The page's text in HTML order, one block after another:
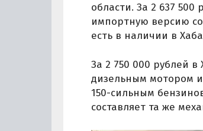
области. За 2 637
импортную версию
есть в наличии в
За 2 750 000 рублей
дизельным мотором
150-сильным
составляет та же